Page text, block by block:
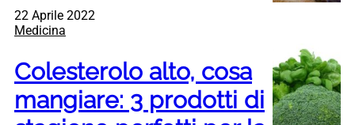
22 Aprile 2022
Medicina
Colesterolo alto, cosa
mangiare: 3 prodotti di